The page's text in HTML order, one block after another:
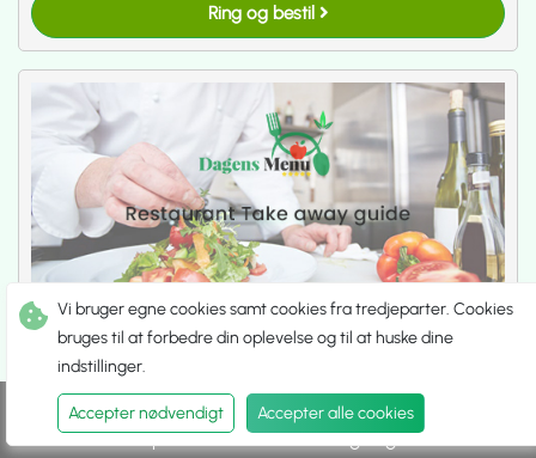
Ring og bestil
Roadhouse Vandel
[]
Restaurant.Take Away
Lukket Åbent Man. fra 11:00 til 20:00
Spis udeHent selvUdbringning
Vi bruger egne cookies samt cookies fra tredjeparter. Cookies
bruges til at forbedre din oplevelse og til at huske dine
indstillinger.
Accepter nødvendigt Accepter alle cookies